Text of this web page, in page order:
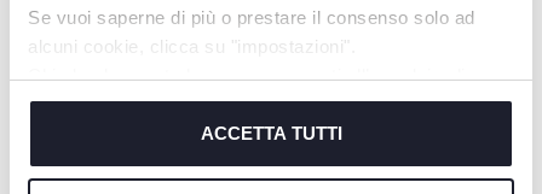
Se vuoi saperne di più o prestare il consenso solo ad
alcuni cookie, clicca su "impostazioni".
Chiudendo questo banner acconsenti all’uso dei soli
cookie tecnici, indispensabili per fruire del servizio
ACCETTA TUTTI